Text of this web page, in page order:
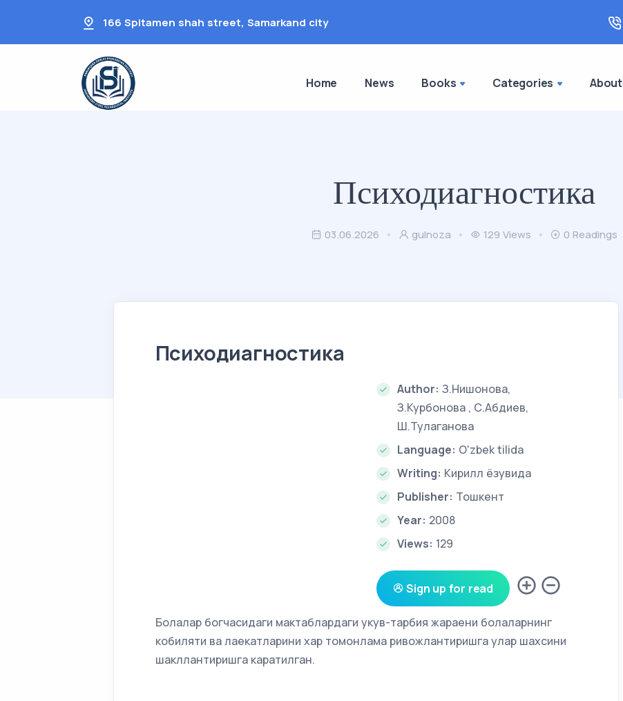
166 Spitamen shah street, Samarkand city
Home News Books Categories About
Психодиагностика
03.06.2026 gulnoza 129 Views 0 Readings
Психодиагностика
Author: З.Нишонова,
З.Курбонова , С.Абдиев,
Ш.Тулаганова
Language: O'zbek tilida
Writing: Кирилл ёзувида
Publisher: Тошкент
Year: 2008
Views: 129
Sign up for read
Болалар богчасидаги мактаблардаги укув-тарбия жараени болаларнинг
кобиляти ва лаекатларини хар томонлама ривожлантиришга улар шахсини
шакллантиришга каратилган.